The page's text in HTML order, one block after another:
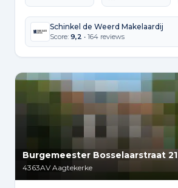
Schinkel de Weerd Makelaardij
Score: 9,2 • 164 reviews
Burgemeester Bosselaarstraat 21
4363AV Aagtekerke